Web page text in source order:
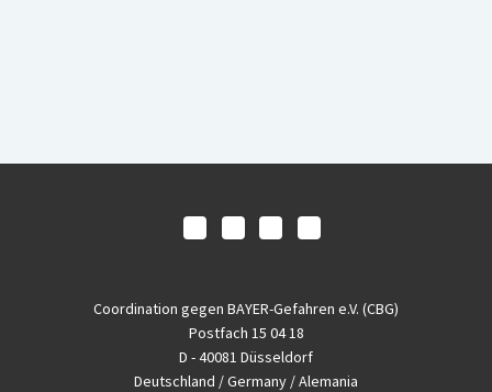
Coordination gegen BAYER-Gefahren e.V. (CBG)
Postfach 15 04 18
D - 40081 Düsseldorf
Deutschland / Germany / Alemania